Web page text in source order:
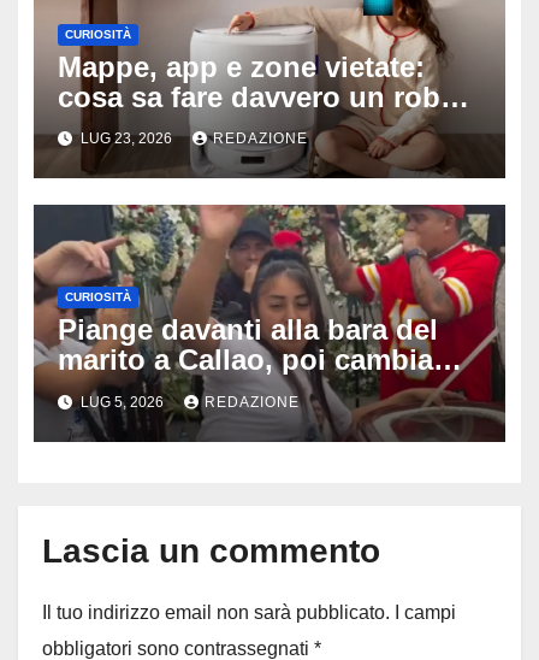
CURIOSITÀ
Mappe, app e zone vietate:
cosa sa fare davvero un robot
aspirapolvere oggi
LUG 23, 2026 REDAZIONE
CURIOSITÀ
Piange davanti alla bara del
marito a Callao, poi cambia
tutto: il gesto della vedova al
funerale divide milioni di
persone
LUG 5, 2026 REDAZIONE
Lascia un commento
Il tuo indirizzo email non sarà pubblicato.
I campi
obbligatori sono contrassegnati *